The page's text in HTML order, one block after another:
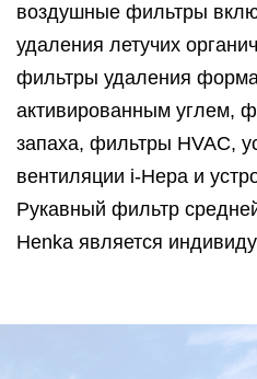
воздушные фильтры
удаления летучих
фильтры удаления
активированным углем,
запаха, фильтры HVAC,
вентиляции i-Hepa и
Рукавный фильтр
Henka является
рынке Северной Америки
предлагает не только